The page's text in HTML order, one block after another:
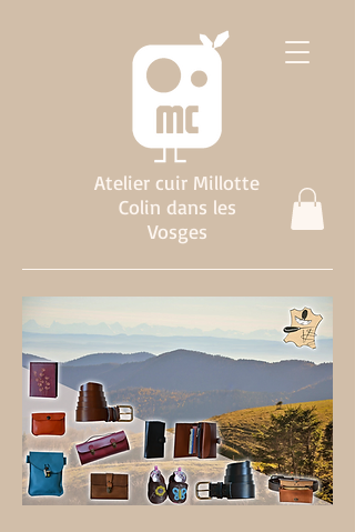
Atelier cuir Millotte
Colin dans les
Vosges